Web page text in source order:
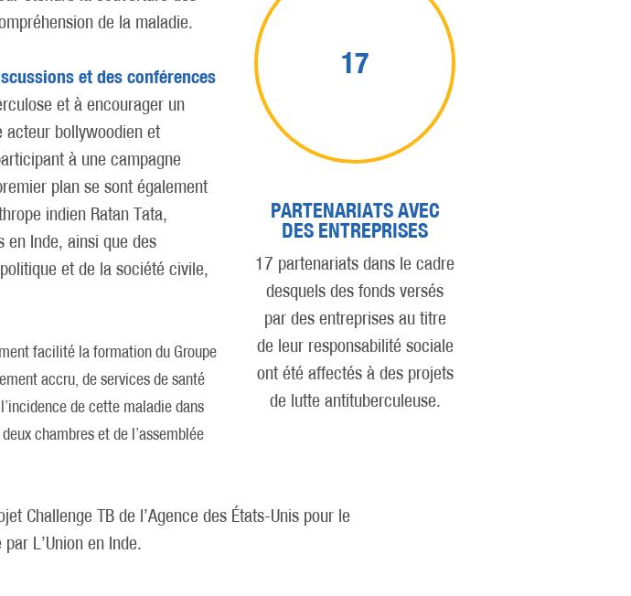
17
PARTENARIATS AVEC
DES ENTREPRISES
17 partenariats dans le cadre
desquels des fonds versés
par des entreprises au titre
de leur responsabilité sociale
ont été affectés à des projets
de lutte antituberculeuse.
de la maladie.
et des conférences
et à encourager un
acteur bollywoodien et
à une campagne
plan se sont également
indien Ratan Tata,
en Inde, ainsi que des
et de la société civile,
facilité la formation du Groupe
accru, de services de santé
de cette maladie dans
chambres et de l’assemblée
Challenge TB de l’Agence des États-Unis pour le
L’Union en Inde.